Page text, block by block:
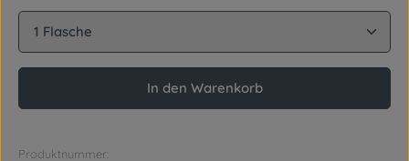
Produkt Anzahl: Gib den gewünschten Wert ein
In den Warenkorb
Produktnummer: